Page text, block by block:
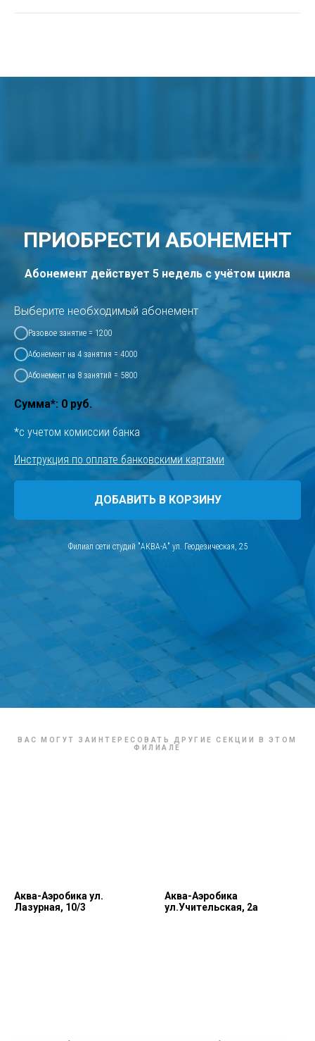
ПРИОБРЕСТИ АБОНЕМЕНТ
Абонемент действует 5 недель с учётом цикла
Выберите необходимый абонемент
Разовое занятие = 1200
Абонемент на 4 занятия = 4000
Абонемент на 8 занятий = 5800
Сумма*: 0 руб.
*с учетом комиссии банка
Инструкция по оплате банковскими картами
ДОБАВИТЬ В КОРЗИНУ
Филиал сети студий "АКВА-А" ул. Геодезическая, 25
ВАС МОГУТ ЗАИНТЕРЕСОВАТЬ ДРУГИЕ СЕКЦИИ В ЭТОМ
ФИЛИАЛЕ
Аква-Аэробика ул.
Лазурная, 10/3
Аква-Аэробика
ул.Учительская, 2а